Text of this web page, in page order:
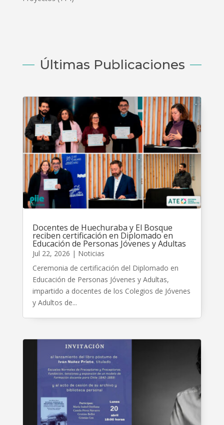
Últimas Publicaciones
Docentes de Huechuraba y El Bosque
reciben certificación en Diplomado en
Educación de Personas Jóvenes y Adultas
Jul 22, 2026 | Noticias
Ceremonia de certificación del Diplomado en
Educación de Personas Jóvenes y Adultas,
impartido a docentes de los Colegios de Jóvenes
y Adultos de...